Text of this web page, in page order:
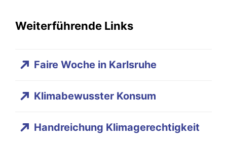
Weiterführende Links
Faire Woche in Karlsruhe
Klimabewusster Konsum
Handreichung Klimagerechtigkeit